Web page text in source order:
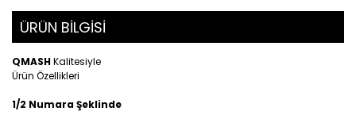
ÜRÜN BİLGİSİ
QMASHKalitesiyle
Ürün Özellikleri
1/2 Numara Şeklinde